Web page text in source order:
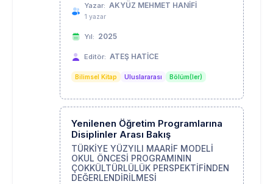
Yazar: AKYÜZ MEHMET HANİFİ
1 yazar
Yıl: 2025
Editör: ATEŞ HATİCE
Bilimsel Kitap Uluslararası Bölüm(ler)
Yenilenen Öğretim Programlarına
Disiplinler Arası Bakış
TÜRKİYE YÜZYILI MAARİF MODELİ
OKUL ÖNCESİ PROGRAMININ
ÇOKKÜLTÜRLÜLÜK PERSPEKTİFİNDEN
DEĞERLENDİRİLMESİ